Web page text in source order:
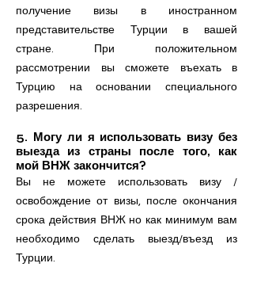
получение визы в иностранном
представительстве Турции в вашей
стране. При положительном
рассмотрении вы сможете въехать в
Турцию на основании специального
разрешения.
5. Могу ли я использовать визу без
выезда из страны после того, как
мой ВНЖ закончится?
Вы не можете использовать визу /
освобождение от визы, после окончания
срока действия ВНЖ но как минимум вам
необходимо сделать выезд/въезд из
Турции.